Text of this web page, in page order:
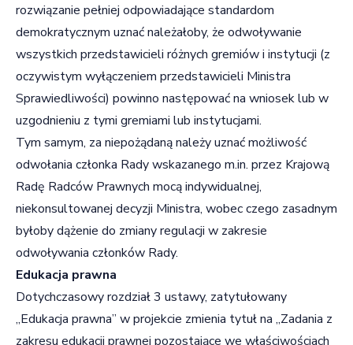
rozwiązanie pełniej odpowiadające standardom
demokratycznym uznać należałoby, że odwoływanie
wszystkich przedstawicieli różnych gremiów i instytucji (z
oczywistym wyłączeniem przedstawicieli Ministra
Sprawiedliwości) powinno następować na wniosek lub w
uzgodnieniu z tymi gremiami lub instytucjami.
Tym samym, za niepożądaną należy uznać możliwość
odwołania członka Rady wskazanego m.in. przez Krajową
Radę Radców Prawnych mocą indywidualnej,
niekonsultowanej decyzji Ministra, wobec czego zasadnym
byłoby dążenie do zmiany regulacji w zakresie
odwoływania członków Rady.
Edukacja prawna
Dotychczasowy rozdział 3 ustawy, zatytułowany
„Edukacja prawna” w projekcie zmienia tytuł na „Zadania z
zakresu edukacji prawnej pozostające we właściwościach